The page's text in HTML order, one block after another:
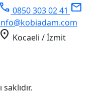
phone 0850 303 02 41 mail
location_on Kocaeli / İzmit